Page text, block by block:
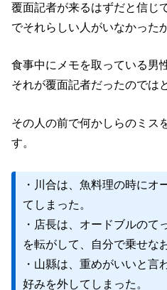
覆面記者が来るはずだと信じ
でそれらしい人がいなかった
食事中にメモを取っている男
それが覆面記者だったのでは
その人の前で何かしらのミス
す。
・川合は、魚料理の時にオ
てしまった。
・店長は、オードブルのて
を転がして、自分で乗せな
・山縣は、重めがいいと言
好みを外してしまった。